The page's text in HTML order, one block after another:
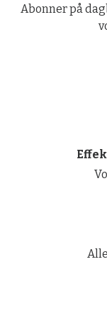
Abonner på